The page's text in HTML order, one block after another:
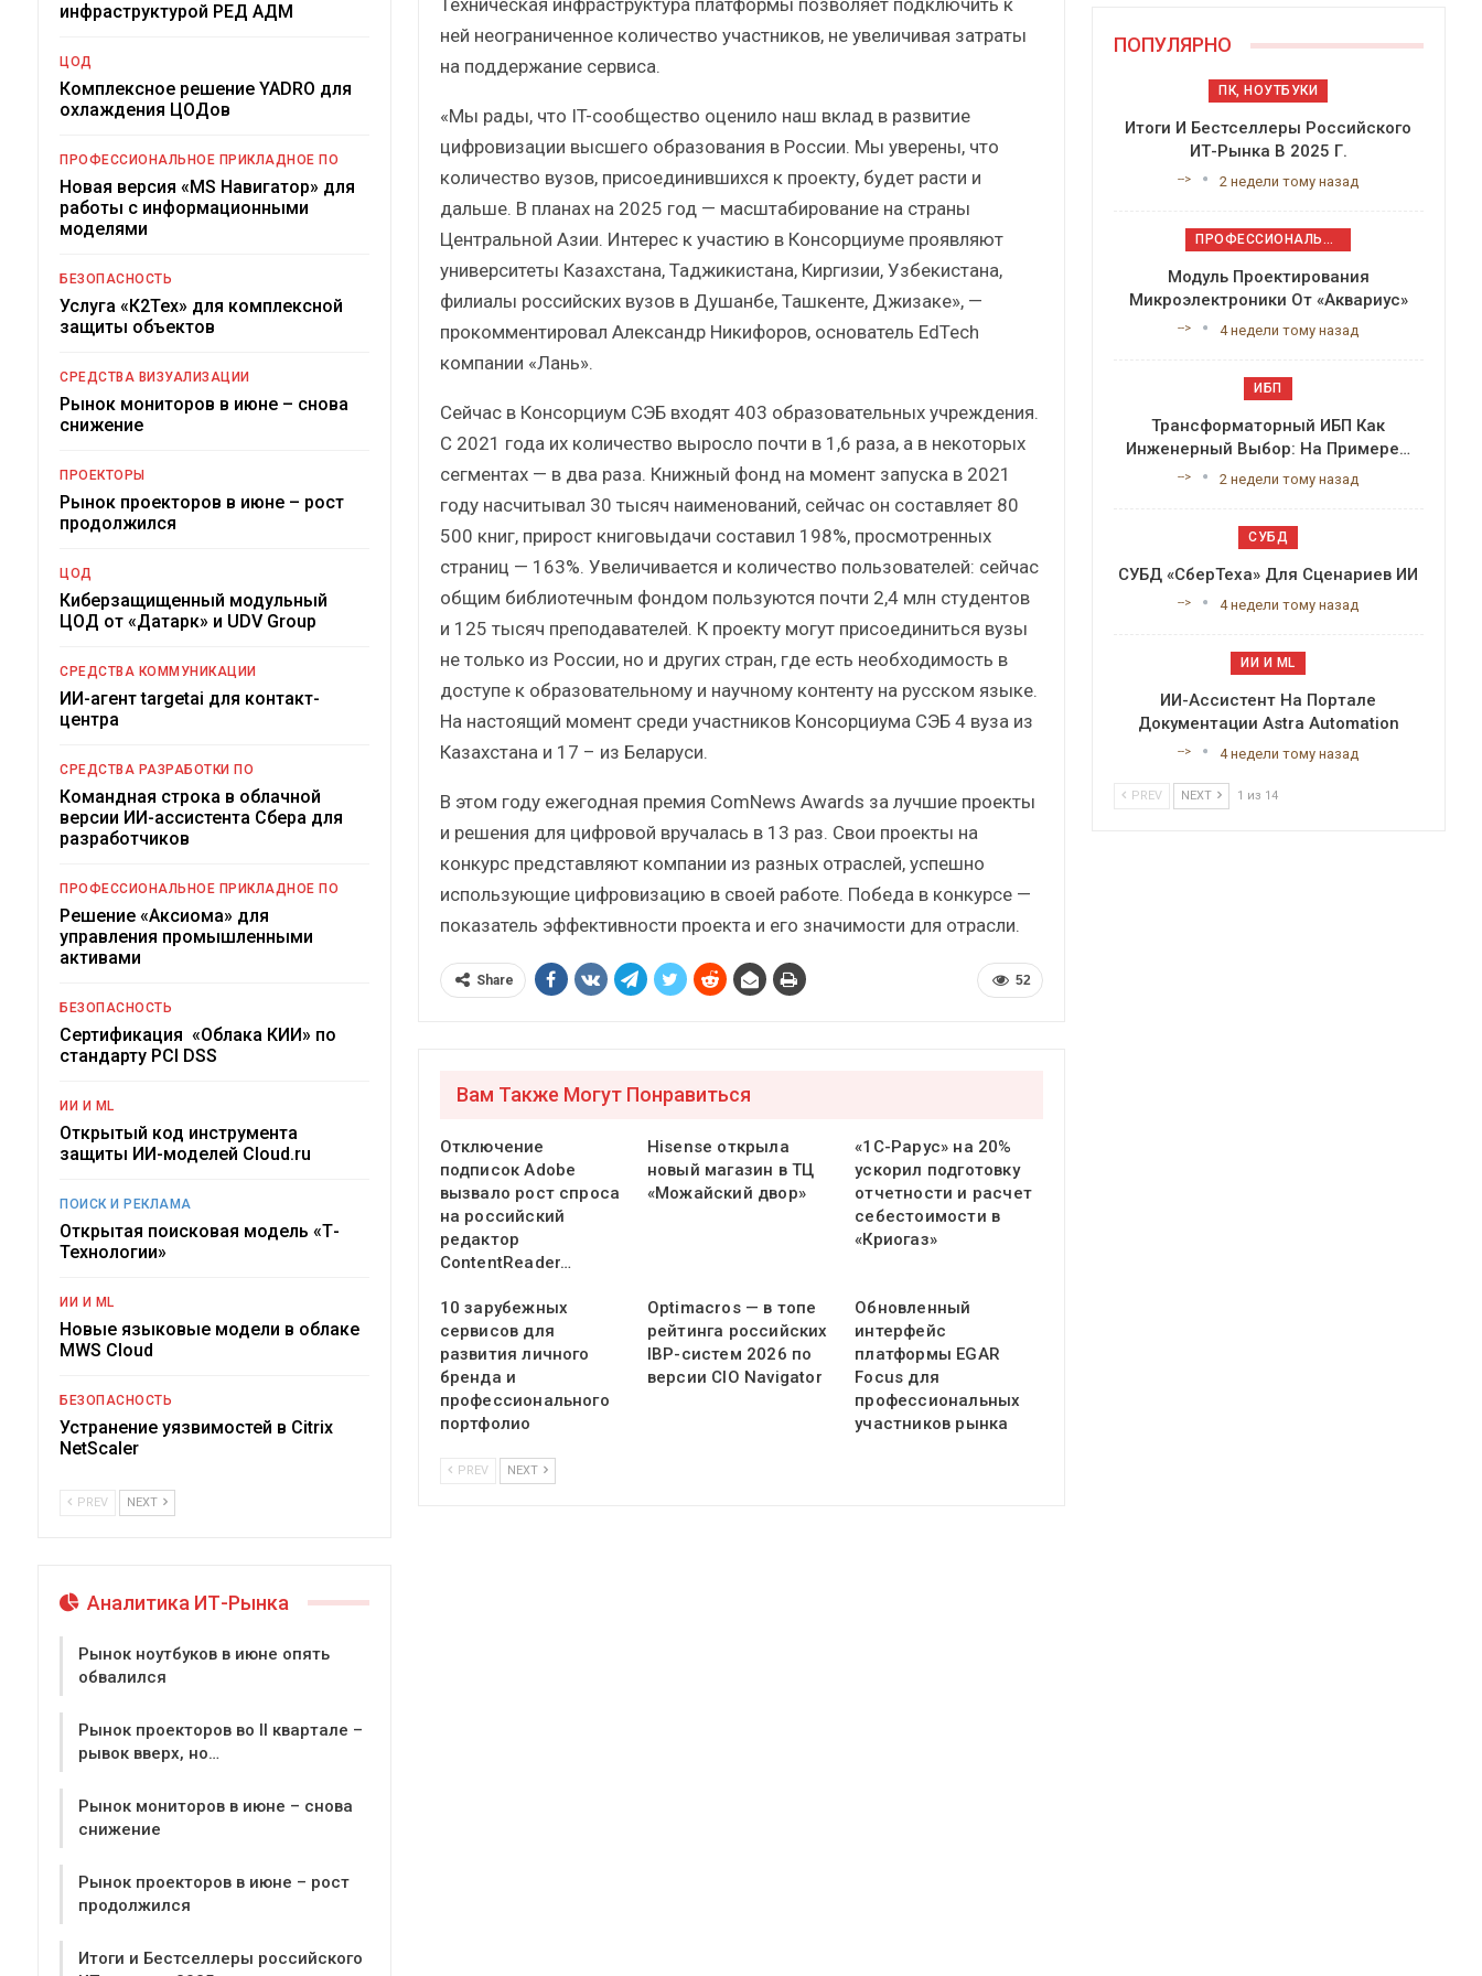
ней неограниченное количество участников, не увеличивая затраты
на поддержание сервиса.
«Мы рады, что IT-сообщество оценило наш вклад в развитие
цифровизации высшего образования в России. Мы уверены, что
количество вузов, присоединившихся к проекту, будет расти и
дальше. В планах на 2025 год — масштабирование на страны
Центральной Азии. Интерес к участию в Консорциуме проявляют
университеты Казахстана, Таджикистана, Киргизии, Узбекистана,
филиалы российских вузов в Душанбе, Ташкенте, Джизаке», —
прокомментировал Александр Никифоров, основатель EdTech
компании «Лань».
Сейчас в Консорциум СЭБ входят 403 образовательных учреждения.
С 2021 года их количество выросло почти в 1,6 раза, а в некоторых
сегментах — в два раза. Книжный фонд на момент запуска в 2021
году насчитывал 30 тысяч наименований, сейчас он составляет 80
500 книг, прирост книговыдачи составил 198%, просмотренных
страниц — 163%. Увеличивается и количество пользователей: сейчас
общим библиотечным фондом пользуются почти 2,4 млн студентов
и 125 тысяч преподавателей. К проекту могут присоединиться вузы
не только из России, но и других стран, где есть необходимость в
доступе к образовательному и научному контенту на русском языке.
На настоящий момент среди участников Консорциума СЭБ 4 вуза из
Казахстана и 17 – из Беларуси.
В этом году ежегодная премия ComNews Awards за лучшие проекты
и решения для цифровой вручалась в 13 раз. Свои проекты на
конкурс представляют компании из разных отраслей, успешно
использующие цифровизацию в своей работе. Победа в конкурсе —
показатель эффективности проекта и его значимости для отрасли.
52
Share
Вам Также Могут Понравиться
Отключение
подписок Adobe
вызвало рост спроса
на российский
редактор
ContentReader…
Hisense открыла
новый магазин в ТЦ
«Можайский двор»
«1С-Рарус» на 20%
ускорил подготовку
отчетности и расчет
себестоимости в
«Криогаз»
10 зарубежных
сервисов для
развития личного
бренда и
профессионального
портфолио
Optimacros — в топе
рейтинга российских
IBP-систем 2026 по
версии CIO Navigator
Обновленный
интерфейс
платформы EGAR
Focus для
профессиональных
участников рынка
PREV NEXT
инфраструктурой РЕД АДМ
ЦОД
Комплексное решение YADRO для
охлаждения ЦОДов
ПРОФЕССИОНАЛЬНОЕ ПРИКЛАДНОЕ ПО
Новая версия «MS Навигатор» для
работы с информационными
моделями
БЕЗОПАСНОСТЬ
Услуга «К2Тех» для комплексной
защиты объектов
СРЕДСТВА ВИЗУАЛИЗАЦИИ
Рынок мониторов в июне – снова
снижение
ПРОЕКТОРЫ
Рынок проекторов в июне – рост
продолжился
ЦОД
Киберзащищенный модульный
ЦОД от «Датарк» и UDV Group
СРЕДСТВА КОММУНИКАЦИИ
ИИ-агент targetai для контакт-
центра
СРЕДСТВА РАЗРАБОТКИ ПО
Командная строка в облачной
версии ИИ-ассистента Сбера для
разработчиков
ПРОФЕССИОНАЛЬНОЕ ПРИКЛАДНОЕ ПО
Решение «Аксиома» для
управления промышленными
активами
БЕЗОПАСНОСТЬ
Сертификация «Облака КИИ» по
стандарту PCI DSS
ИИ И ML
Открытый код инструмента
защиты ИИ-моделей Cloud.ru
ПОИСК И РЕКЛАМА
Открытая поисковая модель «Т-
Технологии»
ИИ И ML
Новые языковые модели в облаке
MWS Cloud
БЕЗОПАСНОСТЬ
Устранение уязвимостей в Citrix
NetScaler
PREV NEXT
Аналитика ИТ-Рынка
Рынок ноутбуков в июне опять
обвалился
Рынок проекторов во II квартале –
рывок вверх, но…
Рынок мониторов в июне – снова
снижение
Рынок проекторов в июне – рост
продолжился
Итоги и Бестселлеры российского
ПОПУЛЯРНО
ПК, НОУТБУКИ
Итоги И Бестселлеры Российского
ИТ-Рынка В 2025 Г.
--> 2 недели тому назад
ПРОФЕССИОНАЛЬНОЕ ПРИКЛАДНОЕ ПО
Модуль Проектирования
Микроэлектроники От «Аквариус»
--> 4 недели тому назад
ИБП
Трансформаторный ИБП Как
Инженерный Выбор: На Примере…
--> 2 недели тому назад
СУБД
СУБД «СберТеха» Для Сценариев ИИ
--> 4 недели тому назад
ИИ И ML
ИИ-Ассистент На Портале
Документации Astra Automation
--> 4 недели тому назад
PREV NEXT 1 из 14